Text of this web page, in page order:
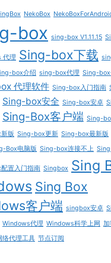
NekoBox
box sing-box V1.11.15
代理 Sing-box下载
box介绍 sing-box代理 Sing-box
代理软件 Sing-box入门指南
Sing-box安全 Sing-box安卓
Sing-Box客户端 Sing-
版 Sing-box更新 Sing-box最新版
Box电脑版 Sing-box连接不上
置入门指南 Singbox Sing
Sing Box
客户端 singbox安卓
Windows代理 Windows科学上网 加
络代理工具 节点订阅